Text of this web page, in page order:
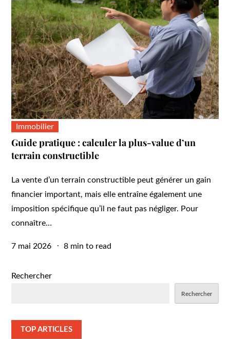
Immobilier
Guide pratique : calculer la plus-value d’un
terrain constructible
La vente d’un terrain constructible peut générer un gain
financier important, mais elle entraîne également une
imposition spécifique qu’il ne faut pas négliger. Pour
connaître…
Posted
7 mai 2026 8 min to read
Rechercher
Rechercher
TOP ARTICLES